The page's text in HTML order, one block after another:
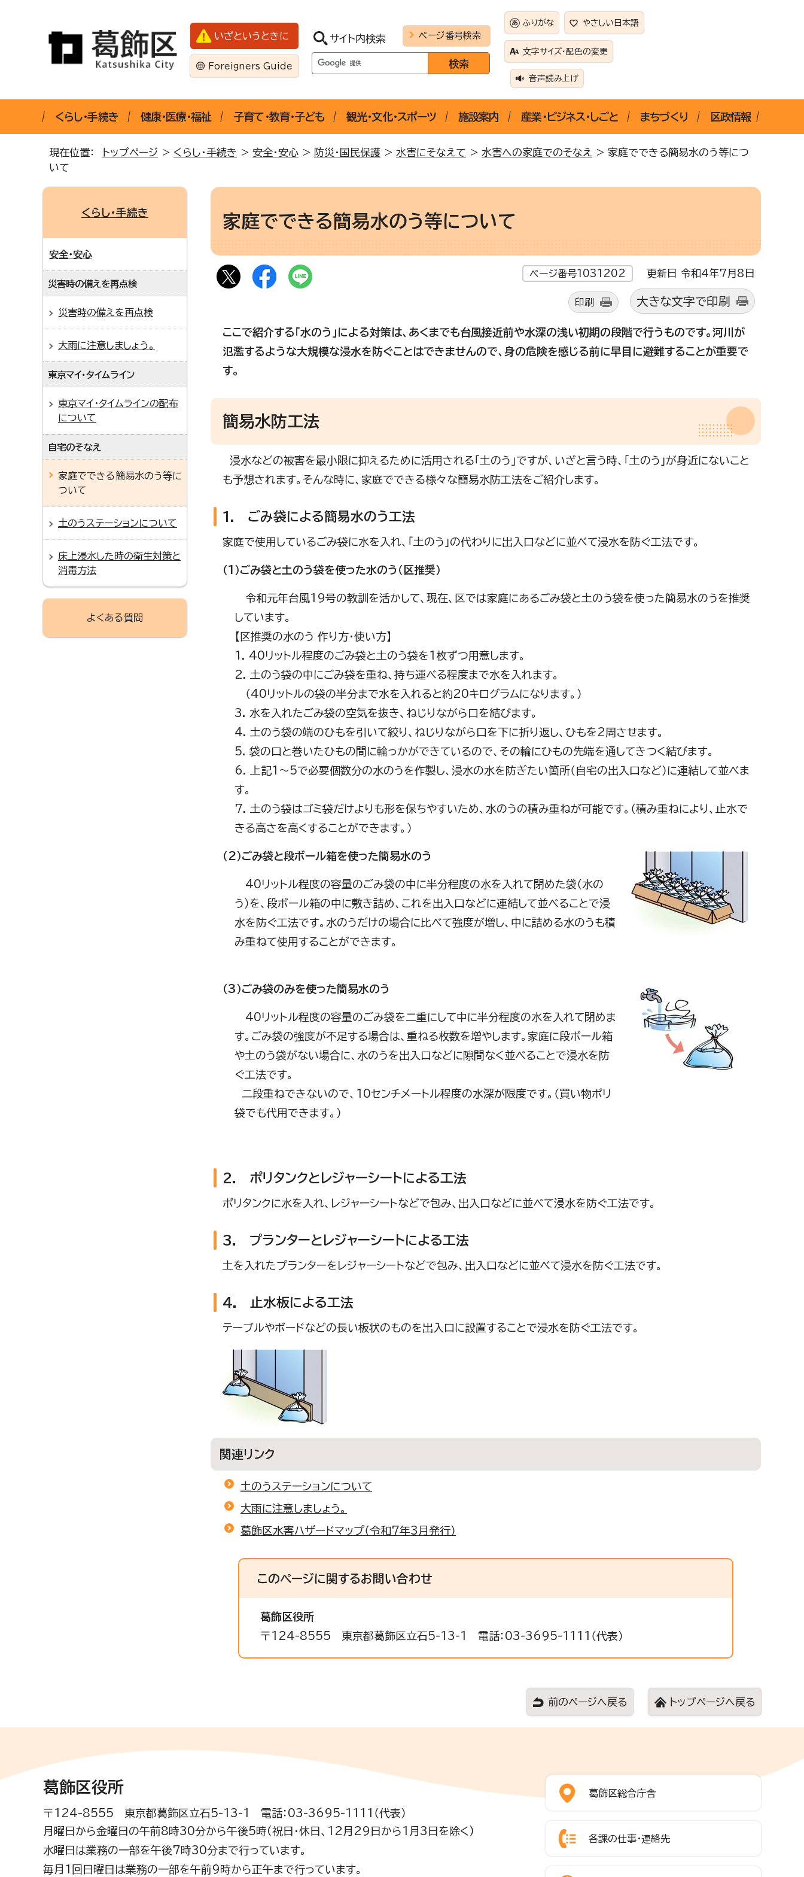
いざというときに
Foreigners Guide
サイト内検索 ページ番号検索
ふりがな やさしい日本語
文字サイズ・配色の変更
音声読み上げ
くらし・手続き 健康・医療・福祉 子育て・教育・子ども 観光・文化・スポーツ 施設案内 産業・ビジネス・しごと まちづくり 区政情報
現在位置： トップページ > くらし・手続き > 安全・安心 > 防災・国民保護 > 水害にそなえて > 水害への家庭でのそなえ
> 家庭でできる簡易水のう等につ
いて
家庭でできる簡易水のう等について
ページ番号1031202 更新日 令和4年7月8日
印刷 大きな文字で印刷
ここで紹介する「水のう」による対策は、あくまでも台風接近前や水深の浅い初期の段階で行うものです。河川が
氾濫するような大規模な浸水を防ぐことはできませんので、身の危険を感じる前に早目に避難することが重要で
す。
簡易水防工法
浸水などの被害を最小限に抑えるために活用される「土のう」ですが、いざと言う時、「土のう」が身近にないこと
も予想されます。そんな時に、家庭でできる様々な簡易水防工法をご紹介します。
1. ごみ袋による簡易水のう工法
家庭で使用しているごみ袋に水を入れ、「土のう」の代わりに出入口などに並べて浸水を防ぐ工法です。
（1）ごみ袋と土のう袋を使った水のう（区推奨）
令和元年台風19号の教訓を活かして、現在、区では家庭にあるごみ袋と土のう袋を使った簡易水のうを推奨
しています。
【区推奨の水のう 作り方・使い方】
1. 40リットル程度のごみ袋と土のう袋を1枚ずつ用意します。
2. 土のう袋の中にごみ袋を重ね、持ち運べる程度まで水を入れます。
（40リットルの袋の半分まで水を入れると約20キログラムになります。）
3. 水を入れたごみ袋の空気を抜き、ねじりながら口を結びます。
4. 土のう袋の端のひもを引いて絞り、ねじりながら口を下に折り返し、ひもを2周させます。
5. 袋の口と巻いたひもの間に輪っかができているので、その輪にひもの先端を通してきつく結びます。
6. 上記1～5で必要個数分の水のうを作製し、浸水の水を防ぎたい箇所（自宅の出入口など）に連結して並べま
す。
7. 土のう袋はゴミ袋だけよりも形を保ちやすいため、水のうの積み重ねが可能です。（積み重ねにより、止水で
きる高さを高くすることができます。）
（2）ごみ袋と段ボール箱を使った簡易水のう
40リットル程度の容量のごみ袋の中に半分程度の水を入れて閉めた袋（水の
う）を、段ボール箱の中に敷き詰め、これを出入口などに連結して並べることで浸
水を防ぐ工法です。水のうだけの場合に比べて強度が増し、中に詰める水のうも積
み重ねて使用することができます。
（3）ごみ袋のみを使った簡易水のう
40リットル程度の容量のごみ袋を二重にして中に半分程度の水を入れて閉めま
す。ごみ袋の強度が不足する場合は、重ねる枚数を増やします。家庭に段ボール箱
や土のう袋がない場合に、水のうを出入口などに隙間なく並べることで浸水を防
ぐ工法です。
二段重ねできないので、10センチメートル程度の水深が限度です。（買い物ポリ
袋でも代用できます。）
2. ポリタンクとレジャーシートによる工法
ポリタンクに水を入れ、レジャーシートなどで包み、出入口などに並べて浸水を防ぐ工法です。
3. プランターとレジャーシートによる工法
土を入れたプランターをレジャーシートなどで包み、出入口などに並べて浸水を防ぐ工法です。
4. 止水板による工法
テーブルやボードなどの長い板状のものを出入口に設置することで浸水を防ぐ工法です。
関連リンク
土のうステーションについて
大雨に注意しましょう。
葛飾区水害ハザードマップ（令和7年3月発行）
このページに関するお問い合わせ
葛飾区役所
〒124-8555 東京都葛飾区立石5-13-1 電話：03-3695-1111（代表）
くらし・手続き
安全・安心
災害時の備えを再点検
災害時の備えを再点検
大雨に注意しましょう。
東京マイ・タイムライン
東京マイ・タイムラインの配布
について
自宅のそなえ
家庭でできる簡易水のう等に
ついて
土のうステーションについて
床上浸水した時の衛生対策と
消毒方法
よくある質問
前のページへ戻る トップページへ戻る
葛飾区役所
〒124-8555 東京都葛飾区立石5-13-1 電話：03-3695-1111（代表）
月曜日から金曜日の午前8時30分から午後5時(祝日・休日、12月29日から1月3日を除く)
水曜日は業務の一部を午後7時30分まで行っています。
毎月1回日曜日は業務の一部を午前9時から正午まで行っています。
葛飾区総合庁舎
各課の仕事・連絡先